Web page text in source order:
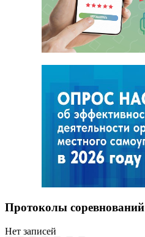
Протоколы соревнований
Нет записей